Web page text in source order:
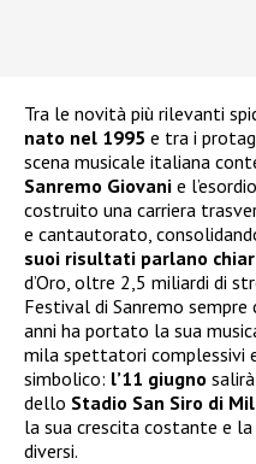
Tra le novità più rilevanti
nato nel 1995 e tra i
scena musicale italiana
Sanremo Giovani e
costruito una carriera
e cantautorato,
suoi risultati parlano
d’Oro, oltre 2,5 miliardi di
Festival di Sanremo
anni ha portato la sua
mila spettatori complessivi
simbolico: l’11 giugno
dello Stadio San Siro di
la sua crescita costante e la
diversi.